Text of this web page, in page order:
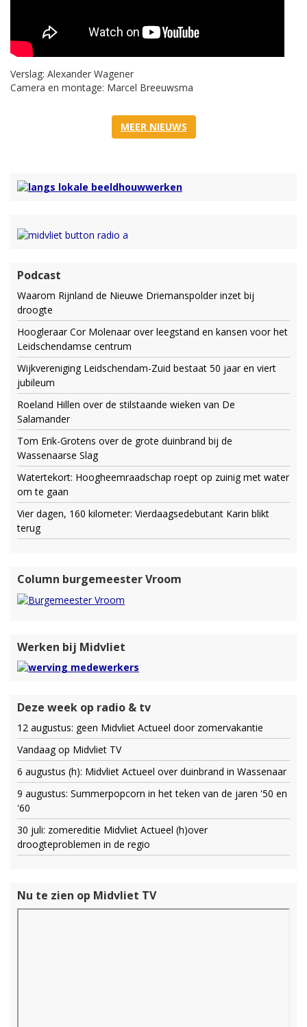
Verslag: Alexander Wagener
Camera en montage: Marcel Breeuwsma
MEER NIEUWS
Podcast
Waarom Rijnland de Nieuwe Driemanspolder inzet bij
droogte
Hoogleraar Cor Molenaar over leegstand en kansen voor het
Leidschendamse centrum
Wijkvereniging Leidschendam-Zuid bestaat 50 jaar en viert
jubileum
Roeland Hillen over de stilstaande wieken van De
Salamander
Tom Erik-Grotens over de grote duinbrand bij de
Wassenaarse Slag
Watertekort: Hoogheemraadschap roept op zuinig met water
om te gaan
Vier dagen, 160 kilometer: Vierdaagsedebutant Karin blikt
terug
Column burgemeester Vroom
Werken bij Midvliet
Deze week op radio & tv
12 augustus: geen Midvliet Actueel door zomervakantie
Vandaag op Midvliet TV
6 augustus (h): Midvliet Actueel over duinbrand in Wassenaar
9 augustus: Summerpopcorn in het teken van de jaren '50 en
'60
30 juli: zomereditie Midvliet Actueel (h)over
droogteproblemen in de regio
Nu te zien op Midvliet TV